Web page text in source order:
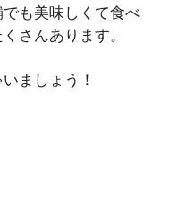
も美味しくて食べ
さんあります。
ましょう！